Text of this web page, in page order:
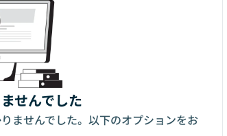
せんでした
ませんでした。以下のオプションをお